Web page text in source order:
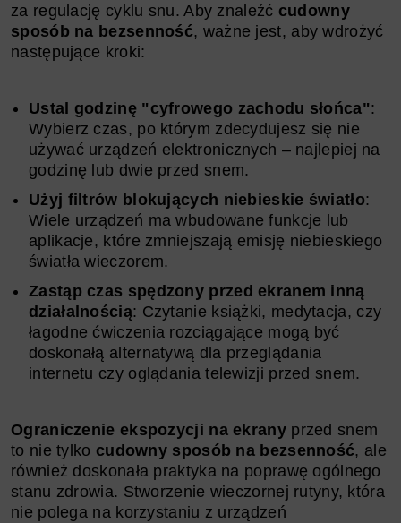
za regulację cyklu snu. Aby znaleźć cudowny
sposób na bezsenność, ważne jest, aby wdrożyć
następujące kroki:
Ustal godzinę "cyfrowego zachodu słońca":
Wybierz czas, po którym zdecydujesz się nie
używać urządzeń elektronicznych – najlepiej na
godzinę lub dwie przed snem.
Użyj filtrów blokujących niebieskie światło:
Wiele urządzeń ma wbudowane funkcje lub
aplikacje, które zmniejszają emisję niebieskiego
światła wieczorem.
Zastąp czas spędzony przed ekranem inną
działalnością: Czytanie książki, medytacja, czy
łagodne ćwiczenia rozciągające mogą być
doskonałą alternatywą dla przeglądania
internetu czy oglądania telewizji przed snem.
Ograniczenie ekspozycji na ekranyprzed snem
to nie tylko cudowny sposób na bezsenność, ale
również doskonała praktyka na poprawę ogólnego
stanu zdrowia. Stworzenie wieczornej rutyny, która
nie polega na korzystaniu z urządzeń